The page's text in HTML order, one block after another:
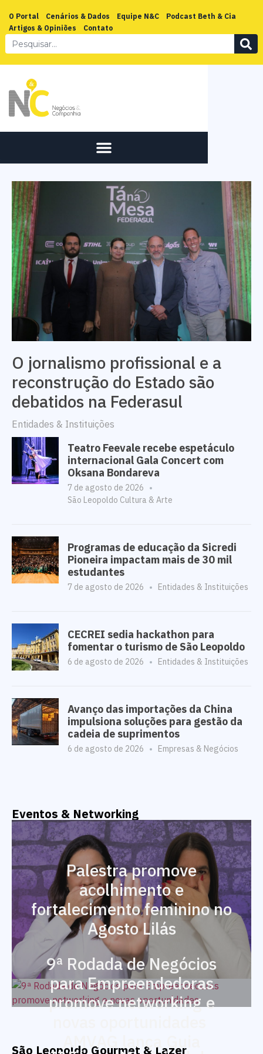
O Portal Cenários & Dados Equipe N&C
Podcast Beth & Cia
Artigos & Opiniões
Contato
O jornalismo profissional e a
reconstrução do Estado são
debatidos na Federasul
Entidades & Instituições
Teatro Feevale recebe espetáculo
internacional Gala Concert com
Oksana Bondareva
7 de agosto de 2026
São Leopoldo Cultura & Arte
Programas de educação da Sicredi
Pioneira impactam mais de 30 mil
estudantes
7 de agosto de 2026 Entidades & Instituições
CECREI sedia hackathon para
fomentar o turismo de São Leopoldo
6 de agosto de 2026 Entidades & Instituições
Avanço das importações da China
impulsiona soluções para gestão da
cadeia de suprimentos
6 de agosto de 2026 Empresas & Negócios
Eventos & Networking
Palestra promove
acolhimento e
fortalecimento feminino no
Agosto Lilás
9ª Rodada de Negócios
para Empreendedoras
promove networking e
São Leopoldo Gourmet & Lazer
AMVAG lança Guia